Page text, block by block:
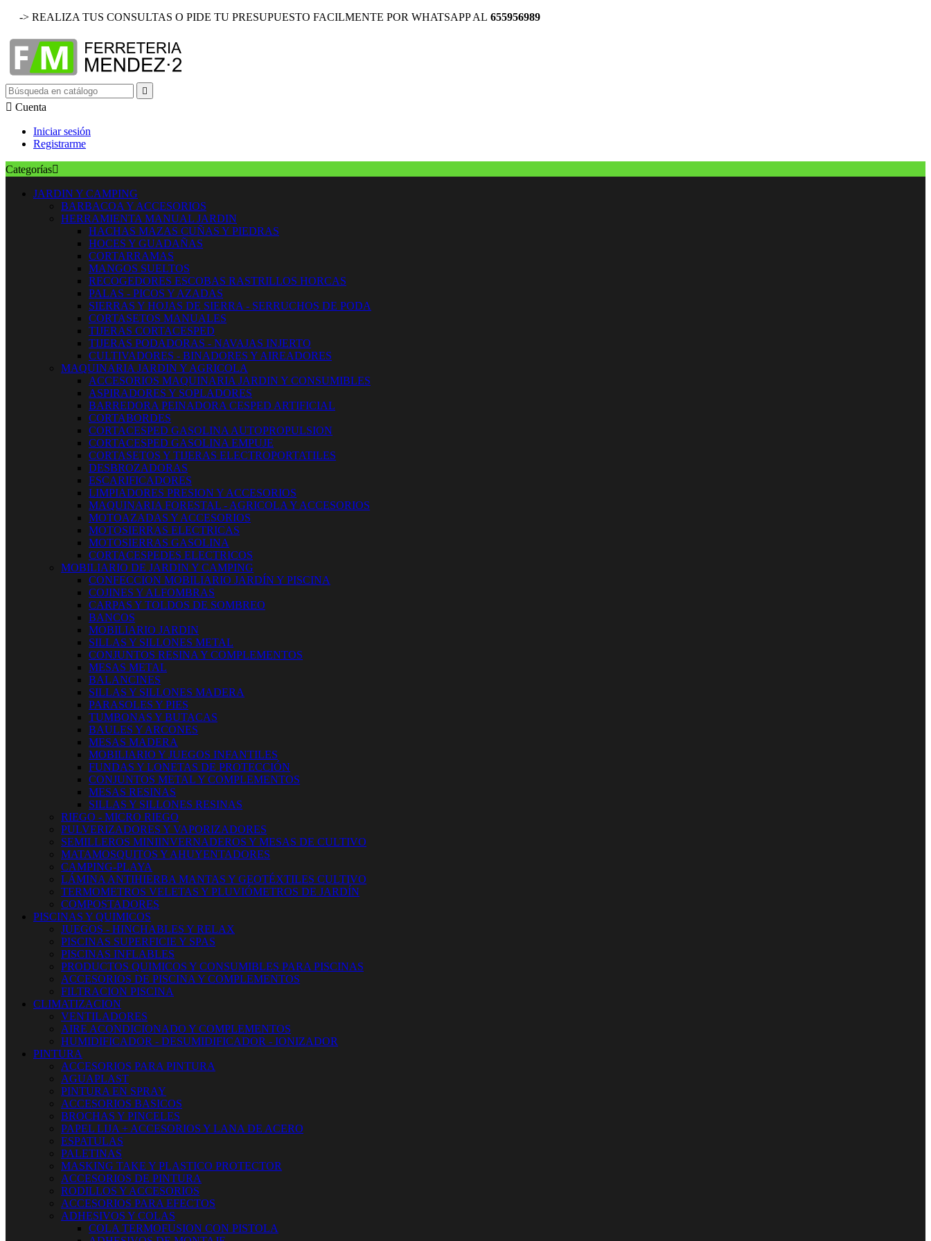
-> REALIZA TUS CONSULTAS O PIDE TU PRESUPUESTO FACILMENTE POR WHATSAPP AL 655956989

 Cuenta
Iniciar sesión
Registrarme
Categorías
JARDIN Y CAMPING
BARBACOA Y ACCESORIOS
HERRAMIENTA MANUAL JARDIN
HACHAS MAZAS CUÑAS Y PIEDRAS
HOCES Y GUADAÑAS
CORTARRAMAS
MANGOS SUELTOS
RECOGEDORES ESCOBAS RASTRILLOS HORCAS
PALAS - PICOS Y AZADAS
SIERRAS Y HOJAS DE SIERRA - SERRUCHOS DE PODA
CORTASETOS MANUALES
TIJERAS CORTACESPED
TIJERAS PODADORAS - NAVAJAS INJERTO
CULTIVADORES - BINADORES Y AIREADORES
MAQUINARIA JARDIN Y AGRICOLA
ACCESORIOS MAQUINARIA JARDIN Y CONSUMIBLES
ASPIRADORES Y SOPLADORES
BARREDORA PEINADORA CESPED ARTIFICIAL
CORTABORDES
CORTACESPED GASOLINA AUTOPROPULSION
CORTACESPED GASOLINA EMPUJE
CORTASETOS Y TIJERAS ELECTROPORTATILES
DESBROZADORAS
ESCARIFICADORES
LIMPIADORES PRESION Y ACCESORIOS
MAQUINARIA FORESTAL - AGRICOLA Y ACCESORIOS
MOTOAZADAS Y ACCESORIOS
MOTOSIERRAS ELECTRICAS
MOTOSIERRAS GASOLINA
CORTACESPEDES ELECTRICOS
MOBILIARIO DE JARDIN Y CAMPING
CONFECCION MOBILIARIO JARDÍN Y PISCINA
COJINES Y ALFOMBRAS
CARPAS Y TOLDOS DE SOMBREO
BANCOS
MOBILIARIO JARDIN
SILLAS Y SILLONES METAL
CONJUNTOS RESINA Y COMPLEMENTOS
MESAS METAL
BALANCINES
SILLAS Y SILLONES MADERA
PARASOLES Y PIES
TUMBONAS Y BUTACAS
BAULES Y ARCONES
MESAS MADERA
MOBILIARIO Y JUEGOS INFANTILES
FUNDAS Y LONETAS DE PROTECCIÓN
CONJUNTOS METAL Y COMPLEMENTOS
MESAS RESINAS
SILLAS Y SILLONES RESINAS
RIEGO - MICRO RIEGO
PULVERIZADORES Y VAPORIZADORES
SEMILLEROS MINIINVERNADEROS Y MESAS DE CULTIVO
MATAMOSQUITOS Y AHUYENTADORES
CAMPING-PLAYA
LÁMINA ANTIHIERBA MANTAS Y GEOTÉXTILES CULTIVO
TERMOMETROS VELETAS Y PLUVIÓMETROS DE JARDÍN
COMPOSTADORES
PISCINAS Y QUIMICOS
JUEGOS - HINCHABLES Y RELAX
PISCINAS SUPERFICIE Y SPAS
PISCINAS INFLABLES
PRODUCTOS QUIMICOS Y CONSUMIBLES PARA PISCINAS
ACCESORIOS DE PISCINA Y COMPLEMENTOS
FILTRACION PISCINA
CLIMATIZACION
VENTILADORES
AIRE ACONDICIONADO Y COMPLEMENTOS
HUMIDIFICADOR - DESUMIDIFICADOR - IONIZADOR
PINTURA
ACCESORIOS PARA PINTURA
AGUAPLAST
PINTURA EN SPRAY
ACCESORIOS BASICOS
BROCHAS Y PINCELES
PAPEL LIJA + ACCESORIOS Y LANA DE ACERO
ESPATULAS
PALETINAS
MASKING TAKE Y PLASTICO PROTECTOR
ACCESORIOS DE PINTURA
RODILLOS Y ACCESORIOS
ACCESORIOS PARA EFECTOS
ADHESIVOS Y COLAS
COLA TERMOFUSION CON PISTOLA